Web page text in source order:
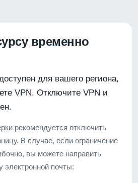
временно
для вашего региона,
VPN. Отключите VPN и
рекомендуется отключить
В случае, если ограничение
вы можете направить
электронной почты: